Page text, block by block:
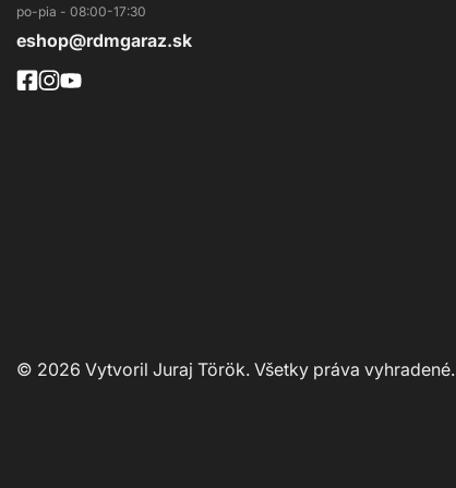
eshop@rdmgaraz.sk
© 2026 Vytvoril Juraj Török. Všetky práva vyhradené.